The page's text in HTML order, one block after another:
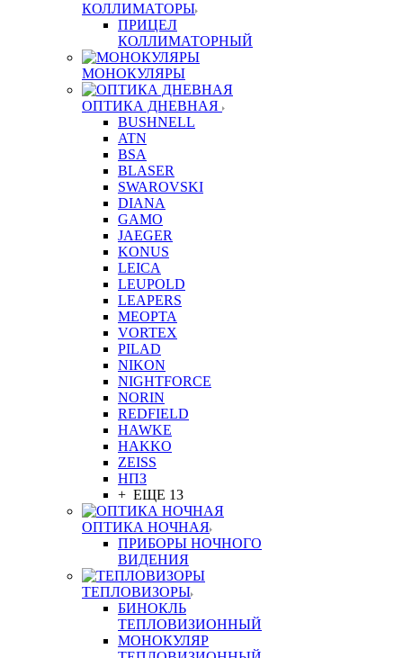
КОЛЛИМАТОРЫ
ПРИЦЕЛ
КОЛЛИМАТОРНЫЙ
МОНОКУЛЯРЫ
ОПТИКА ДНЕВНАЯ
BUSHNELL
ATN
BSA
BLASER
SWAROVSKI
DIANA
GAMO
JAEGER
KONUS
LEICA
LEUPOLD
LEAPERS
MEOPTA
VORTEX
PILAD
NIKON
NIGHTFORCE
NORIN
REDFIELD
HAWKE
HAKKO
ZEISS
НПЗ
+ ЕЩЕ 13
ОПТИКА НОЧНАЯ
ПРИБОРЫ НОЧНОГО
ВИДЕНИЯ
ТЕПЛОВИЗОРЫ
БИНОКЛЬ
ТЕПЛОВИЗИОННЫЙ
МОНОКУЛЯР